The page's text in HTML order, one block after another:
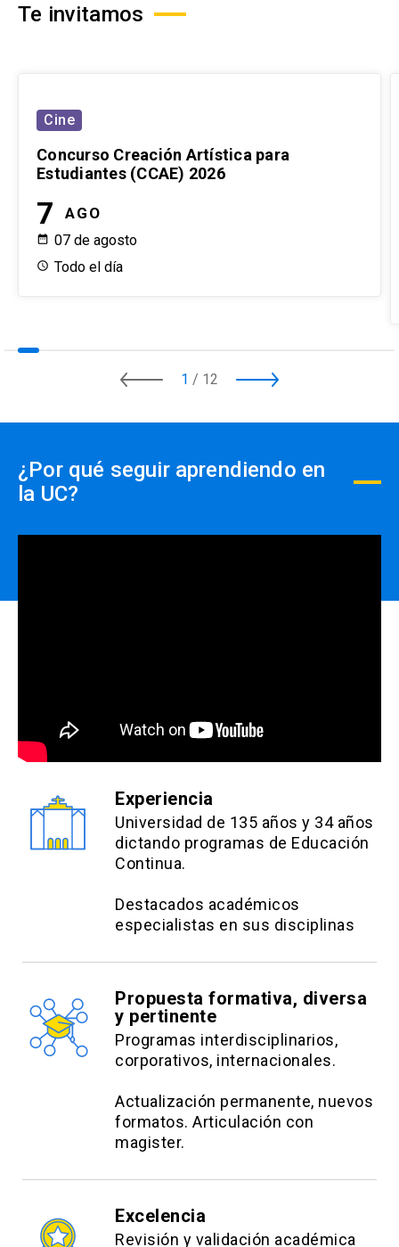
Te invitamos
Cine
Concurso Creación Artística para
Estudiantes (CCAE) 2026
7 AGO
07 de agosto
Todo el día
1 / 12
¿Por qué seguir aprendiendo en
la UC?
Experiencia
Universidad de 135 años y 34 años
dictando programas de Educación
Continua.
Destacados académicos
especialistas en sus disciplinas
Propuesta formativa, diversa
y pertinente
Programas interdisciplinarios,
corporativos, internacionales.
Actualización permanente, nuevos
formatos. Articulación con
magister.
Excelencia
Revisión y validación académica